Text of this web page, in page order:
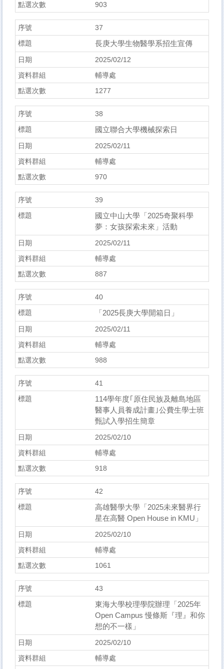
903
37
長庚大學生物醫學系招生宣傳
2025/02/12
輔導處
1277
38
國立聯合大學機械探索日
2025/02/11
輔導處
970
39
國立中山大學「2025奇聚科學
夢：女孩探索未來」活動
2025/02/11
輔導處
887
40
「2025長庚大學開箱日」
2025/02/11
輔導處
988
41
114學年度｢原住民族及離島地區
醫事人員養成計畫｣公費生學士班
甄試入學招生簡章
2025/02/10
輔導處
918
42
高雄醫學大學「2025未來醫界行
星在高醫 Open House in KMU」
2025/02/10
輔導處
1061
43
東海大學校理學院辦理「2025年
Open Campus 慢條斯『理』和你
想的不一樣」
2025/02/10
輔導處